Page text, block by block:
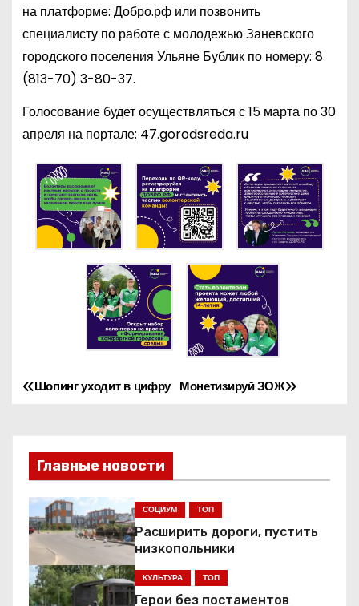
на платформе: Добро.рф или позвонить
специалисту по работе с молодежью Заневского
городского поселения Ульяне Бублик по номеру: 8
(813-70) 3-80-37.
Голосование будет осуществляться с 15 марта по 30
апреля на портале: 47.gorodsreda.ru
Н
в
и
г
а
ц
Монетизируй ЗОЖ
Шопинг уходит в цифру
Главные новости
СОЦИУМ ТОП
Расширить дороги, пустить
низкопольники
КУЛЬТУРА ТОП
Герои без постаментов